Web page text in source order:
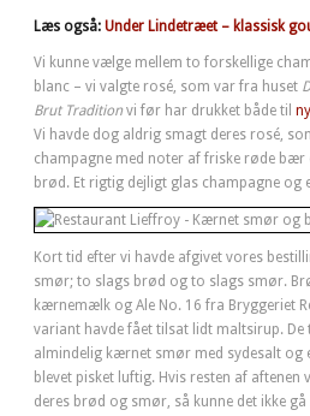
Læs også: Under Lindetræet – klassisk
Vi kunne vælge mellem to forskellige
blanc – vi valgte rosé, som var fra huset
Brut Tradition vi før har drukket både til
Vi havde dog aldrig smagt deres rosé,
champagne med noter af friske røde
brød. Et rigtig dejligt glas champagne og
Kort tid efter vi havde afgivet vores
smør; to slags brød og to slags smør.
kærnemælk og Ale No. 16 fra Bryggeriet
variant havde fået tilsat lidt maltsirup.
almindelig kærnet smør med sydesalt og
blevet pisket luftig. Hvis resten af aftenen
deres brød og smør, så kunne det ikke